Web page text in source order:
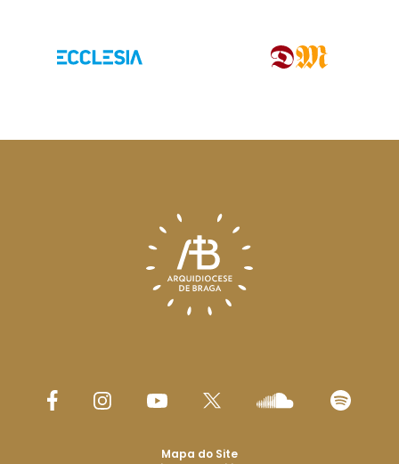
Mapa do Site